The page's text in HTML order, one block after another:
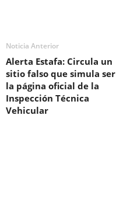
Noticia Anterior
Alerta Estafa: Circula un
sitio falso que simula ser
la página oficial de la
Inspección Técnica
Vehicular